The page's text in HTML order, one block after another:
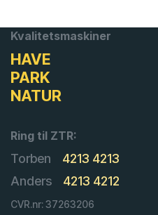
Kvalitetsmaskiner
HAVE
PARK
NATUR
Ring til ZTR:
Torben
4213 4213
Anders
4213 4212
CVR.nr: 37263206